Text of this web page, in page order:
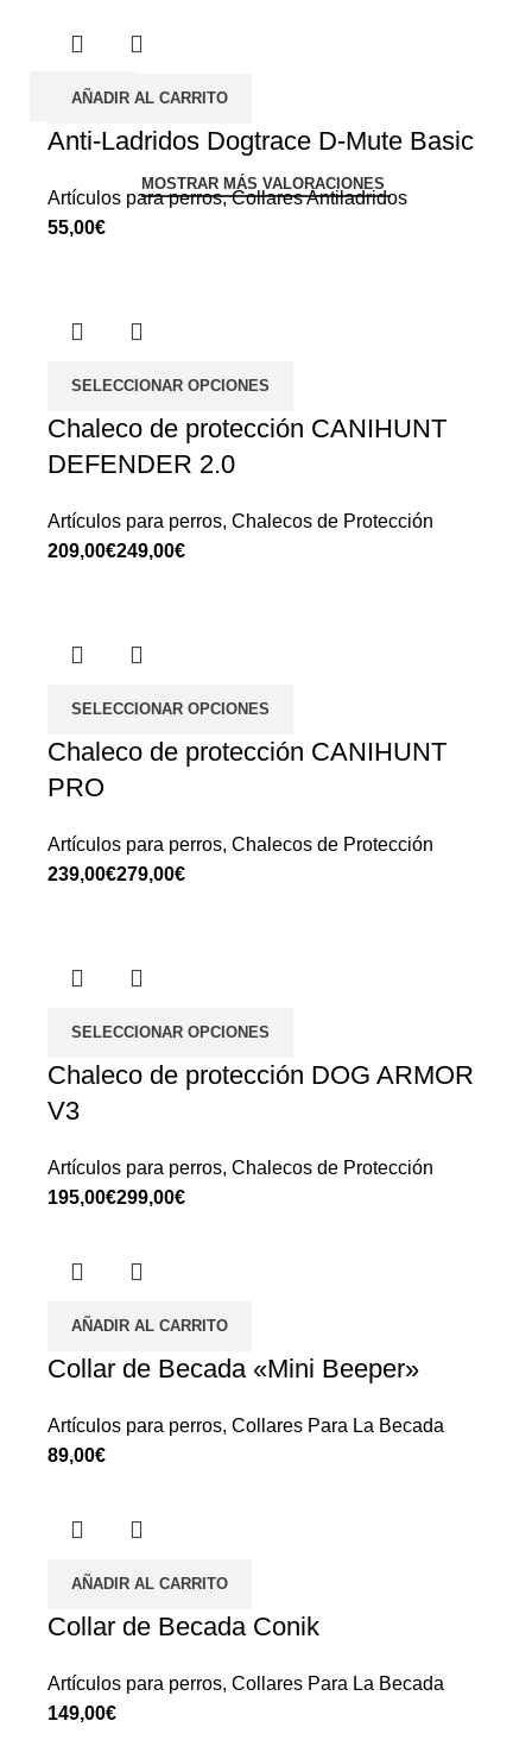
MOSTRAR MÁS VALORACIONES
AÑADIR AL CARRITO
Anti-Ladridos Dogtrace D-Mute Basic
Artículos para perros,Collares Antiladridos
€
SELECCIONAR OPCIONES
Chaleco de protección CANIHUNT
DEFENDER 2.0
Artículos para perros, Chalecos de Protección
€
€
SELECCIONAR OPCIONES
Chaleco de protección CANIHUNT
PRO
Artículos para perros, Chalecos de Protección
€
€
SELECCIONAR OPCIONES
Chaleco de protección DOG ARMOR
V3
Artículos para perros, Chalecos de Protección
€
€
AÑADIR AL CARRITO
Collar de Becada «Mini Beeper»
Artículos para perros, Collares Para La Becada
€
AÑADIR AL CARRITO
Collar de Becada Conik
Artículos para perros, Collares Para La Becada
€